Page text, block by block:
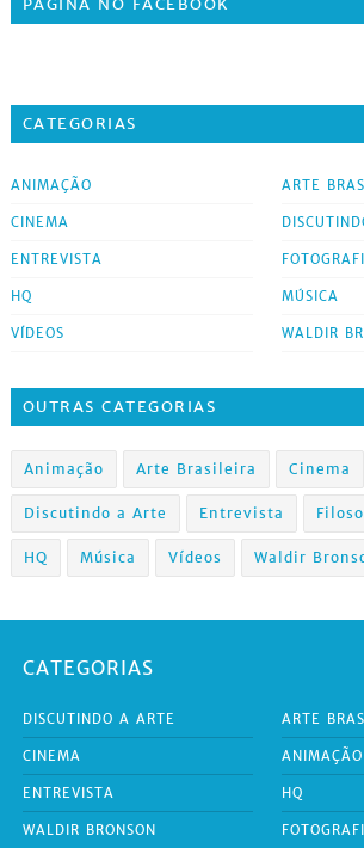
PÁGINA NO FACEBOOK
CATEGORIAS
ANIMAÇÃO ARTE
CINEMA
ENTREVISTA
HQ MÚSICA
VÍDEOS WALDIR
OUTRAS CATEGORIAS
Animação Arte Brasileira Cinema
Discutindo a Arte Entrevista
HQ Música Vídeos Waldir
CATEGORIAS
DISCUTINDO A ARTE ARTE
CINEMA ANIMAÇÃO
ENTREVISTA HQ
WALDIR BRONSON